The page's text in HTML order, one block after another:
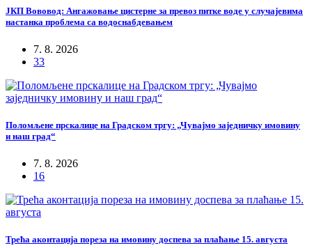
ЈКП Вововод: Ангажовање цистерне за превоз питке воде у случајевима
настанка проблема са водоснабдевањем
7. 8. 2026
33
Поломљене прскалице на Градском тргу: „Чувајмо заједничку имовину
и наш град“
7. 8. 2026
16
Трећа аконтација пореза на имовину доспева за плаћање 15. августа